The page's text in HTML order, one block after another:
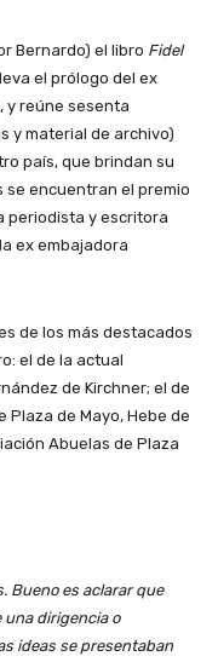
Bernardo) el libro Fidel
el prólogo del ex
y reúne sesenta
y material de archivo)
país, que brindan su
se encuentran el premio
periodista y escritora
ex embajadora
de los más destacados
el de la actual
de Kirchner; el de
Plaza de Mayo, Hebe de
Abuelas de Plaza
Bueno es aclarar que
una dirigencia o
ideas se presentaban